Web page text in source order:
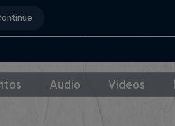
Audio Videos